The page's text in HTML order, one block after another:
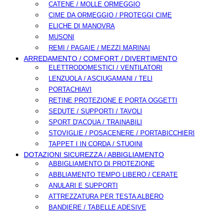
CATENE / MOLLE ORMEGGIO
CIME DA ORMEGGIO / PROTEGGI CIME
ELICHE DI MANOVRA
MUSONI
REMI / PAGAIE / MEZZI MARINAI
ARREDAMENTO / COMFORT / DIVERTIMENTO
ELETTRODOMESTICI / VENTILATORI
LENZUOLA / ASCIUGAMANI / TELI
PORTACHIAVI
RETINE PROTEZIONE E PORTA OGGETTI
SEDUTE / SUPPORTI / TAVOLI
SPORT D'ACQUA / TRAINABILI
STOVIGLIE / POSACENERE / PORTABICCHIERI
TAPPET I IN CORDA / STUOINI
DOTAZIONI SICUREZZA / ABBIGLIAMENTO
ABBIGLIAMENTO DI PROTEZIONE
ABBLIAMENTO TEMPO LIBERO / CERATE
ANULARI E SUPPORTI
ATTREZZATURA PER TESTA ALBERO
BANDIERE / TABELLE ADESIVE